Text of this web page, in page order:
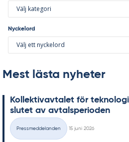
Välj kategori
Nyckelord
Välj ett nyckelord
Mest lästa nyheter
Kol­lek­tivav­ta­let för
slu­tet av av­tal­s­pe­ri­o­den
Kategorier
Pressmeddelanden
15 juni 2026